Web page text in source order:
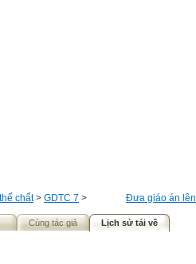
Đưa giáo án lên
chất> GDTC 7 >
Cùng tác giả Lịch sử tải về